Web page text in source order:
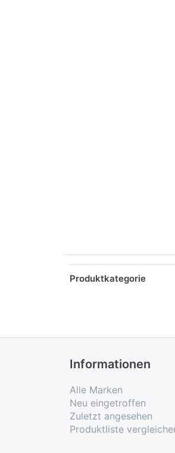
Produktkategorie
Informationen
Alle Marken
Neu eingetroffen
Zuletzt angesehen
Produktliste